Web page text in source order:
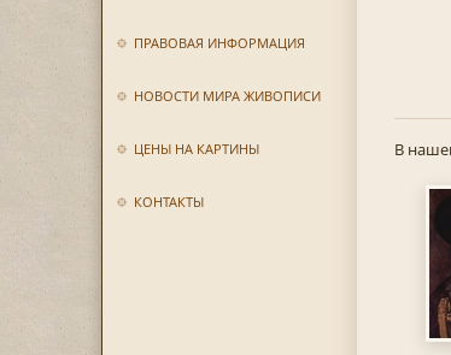
ПРАВОВАЯ ИНФОРМАЦИЯ
НОВОСТИ МИРА ЖИВОПИСИ
ЦЕНЫ НА КАРТИНЫ
КОНТАКТЫ
В